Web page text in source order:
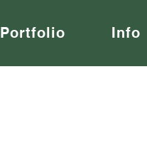
Portfolio Info